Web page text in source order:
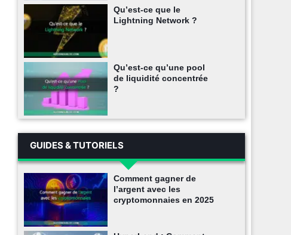
Qu’est-ce que le
Lightning Network ?
Qu’est-ce qu’une pool
de liquidité concentrée
?
GUIDES & TUTORIELS
Comment gagner de
l’argent avec les
cryptomonnaies en 2025